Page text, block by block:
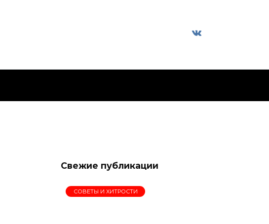
Свежие публикации
СОВЕТЫ И ХИТРОСТИ